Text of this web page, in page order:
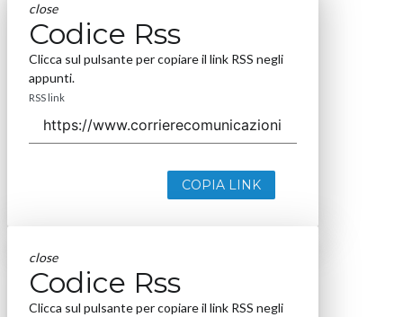
close
Codice Rss
Clicca sul pulsante per copiare il link RSS negli
appunti.
RSS link
COPIA LINK
close
Codice Rss
Clicca sul pulsante per copiare il link RSS negli